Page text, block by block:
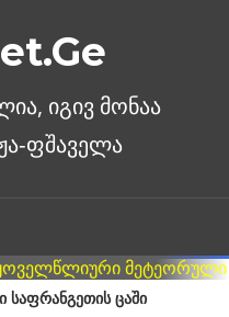
ᲡᲐᲤᲠᲐᲜᲒᲔᲗᲘᲡ ᲪᲐᲨᲘ